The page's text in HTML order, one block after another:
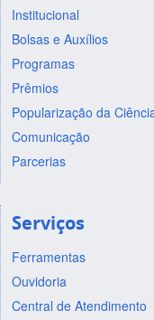
Institucional
Bolsas e Auxílios
Programas
Prêmios
Popularização da
Comunicação
Parcerias
Serviços
Ferramentas
Ouvidoria
Central de Atendimento